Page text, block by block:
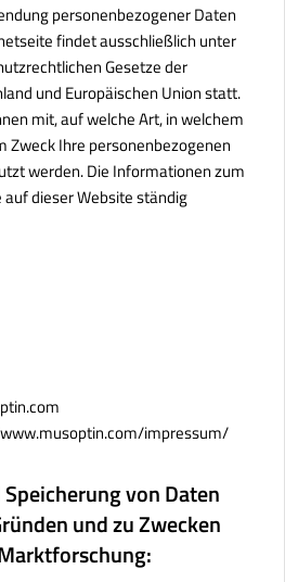
personenbezogener Daten
findet ausschließlich unter
Gesetze der
und Europäischen Union statt.
mit, auf welche Art, in welchem
Zweck Ihre personenbezogenen
werden. Die Informationen zum
dieser Website ständig
impressum/
von Daten
und zu Zwecken